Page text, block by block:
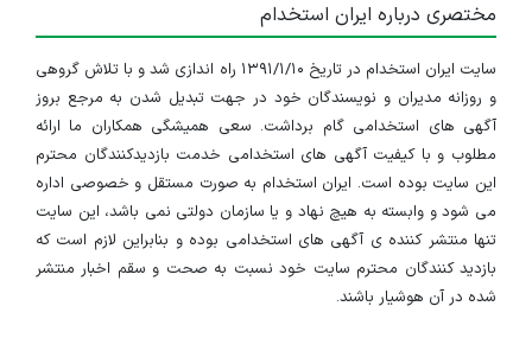
۵ سال پیش منقضی شده
مختصری درباره ایران استخدام
سایت ایران استخدام در تاریخ ۱۳۹۱/۱/۱۰ راه اندازی شد و با تلاش گروهی
و روزانه مدیران و نویسندگان خود در جهت تبدیل شدن به مرجع بروز
آگهی های استخدامی گام برداشت. سعی همیشگی همکاران ما ارائه
مطلوب و با کیفیت آگهی های استخدامی خدمت بازدیدکنندگان محترم
این سایت بوده است. ایران استخدام به صورت مستقل و خصوصی اداره
می شود و وابسته به هیچ نهاد و یا سازمان دولتی نمی باشد، این سایت
تنها منتشر کننده ی آگهی های استخدامی بوده و بنابراین لازم است که
بازدید کنندگان محترم سایت خود نسبت به صحت و سقم اخبار منتشر
شده در آن هوشیار باشند.